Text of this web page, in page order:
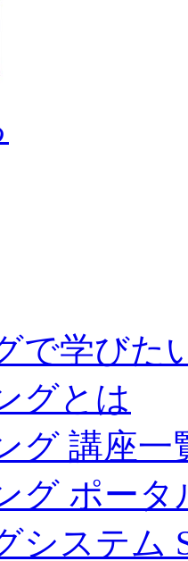
で学びた
グとは
グ 講座一
グ ポータ
システム